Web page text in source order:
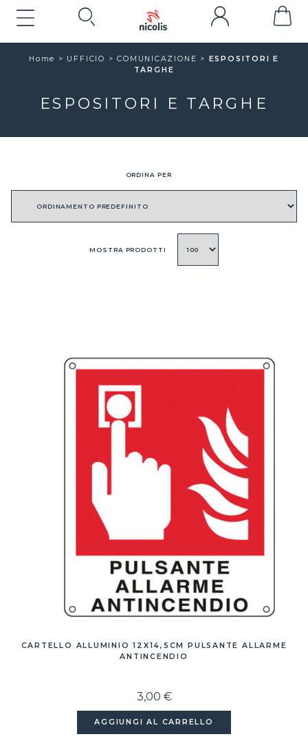
Home > UFFICIO >COMUNICAZIONE > ESPOSITORI E
TARGHE
ESPOSITORI E TARGHE
ORDINA PER
MOSTRA PRODOTTI
CARTELLO ALLUMINIO 12X14,5CM PULSANTE ALLARME
ANTINCENDIO
3,00 €
AGGIUNGI AL CARRELLO